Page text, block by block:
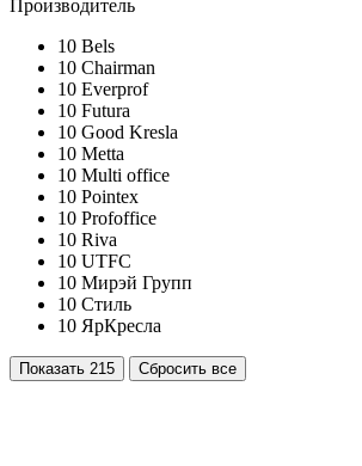
Производитель
10 Bels
10 Chairman
10 Everprof
10 Futura
10 Good Kresla
10 Metta
10 Multi office
10 Pointex
10 Profoffice
10 Riva
10 UTFC
10 Мирэй Групп
10 Стиль
10 ЯрКресла
Показать 215 Сбросить все